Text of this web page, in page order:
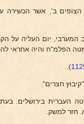
ב', אשר הכשירה
המערבי, יום העליה על
הפלמ"ח והיה אחראי
).
חצרים".
העברית
חזר למשק.